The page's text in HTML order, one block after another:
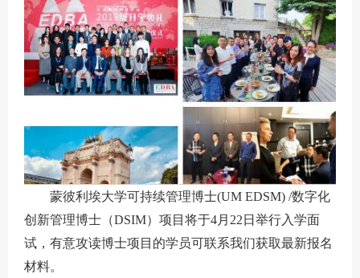
蒙彼利埃大学可持续管理博士(UM EDSM) /数字化
创新管理博士（DSIM）项目将于4月22日举行入学面
试，有意攻读博士项目的学员可联系我们获取最新报名
材料。